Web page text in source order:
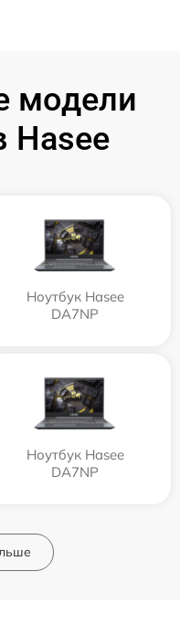
модели
Hasee
Ноутбук Hasee
DA7NP
Ноутбук Hasee
DA7NP